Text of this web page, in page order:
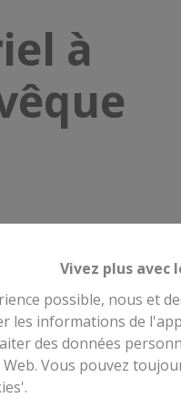
Vivez plus avec
possible, nous et
les informations de
des données
Vous pouvez
à